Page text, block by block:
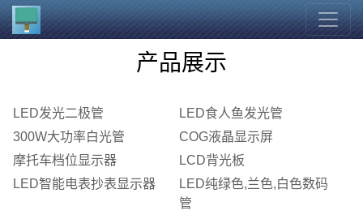
产品展示
LED发光二极管
LED食人鱼发光管
300W大功率白光管
COG液晶显示屏
摩托车档位显示器
LCD背光板
LED智能电表抄表显示器
LED纯绿色,兰色,白色数码
管